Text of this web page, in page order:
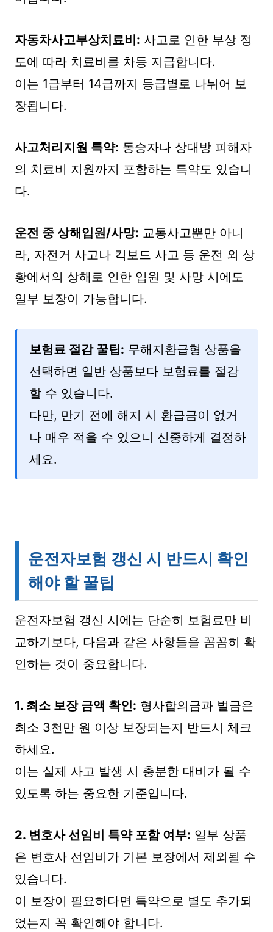
자동차사고부상치료비: 사고로 인한 부상 정
도에 따라 치료비를 차등 지급합니다.
이는 1급부터 14급까지 등급별로 나뉘어 보
장됩니다.
사고처리지원 특약: 동승자나 상대방 피해자
의 치료비 지원까지 포함하는 특약도 있습니
다.
운전 중 상해입원/사망: 교통사고뿐만 아니
라, 자전거 사고나 킥보드 사고 등 운전 외 상
황에서의 상해로 인한 입원 및 사망 시에도
일부 보장이 가능합니다.
보험료 절감 꿀팁: 무해지환급형 상품을
선택하면 일반 상품보다 보험료를 절감
할 수 있습니다.
다만, 만기 전에 해지 시 환급금이 없거
나 매우 적을 수 있으니 신중하게 결정하
세요.
운전자보험 갱신 시 반드시 확인
해야 할 꿀팁
운전자보험 갱신 시에는 단순히 보험료만 비
교하기보다, 다음과 같은 사항들을 꼼꼼히 확
인하는 것이 중요합니다.
1. 최소 보장 금액 확인: 형사합의금과 벌금은
최소 3천만 원 이상 보장되는지 반드시 체크
하세요.
이는 실제 사고 발생 시 충분한 대비가 될 수
있도록 하는 중요한 기준입니다.
2. 변호사 선임비 특약 포함 여부: 일부 상품
은 변호사 선임비가 기본 보장에서 제외될 수
있습니다.
이 보장이 필요하다면 특약으로 별도 추가되
었는지 꼭 확인해야 합니다.